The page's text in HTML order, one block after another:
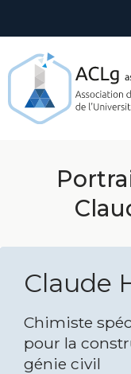
Claude
Chimiste
pour la
génie civil